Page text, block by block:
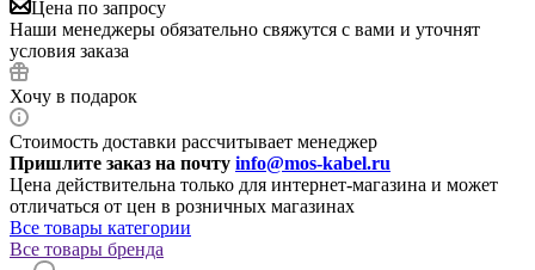
Цена по запросу
Наши менеджеры обязательно свяжутся с вами и уточнят
условия заказа
Хочу в подарок
Стоимость доставки рассчитывает менеджер
Пришлите заказ на почту info@mos-kabel.ru
Цена действительна только для интернет-магазина и может
отличаться от цен в розничных магазинах
Все товары категории
Все товары бренда